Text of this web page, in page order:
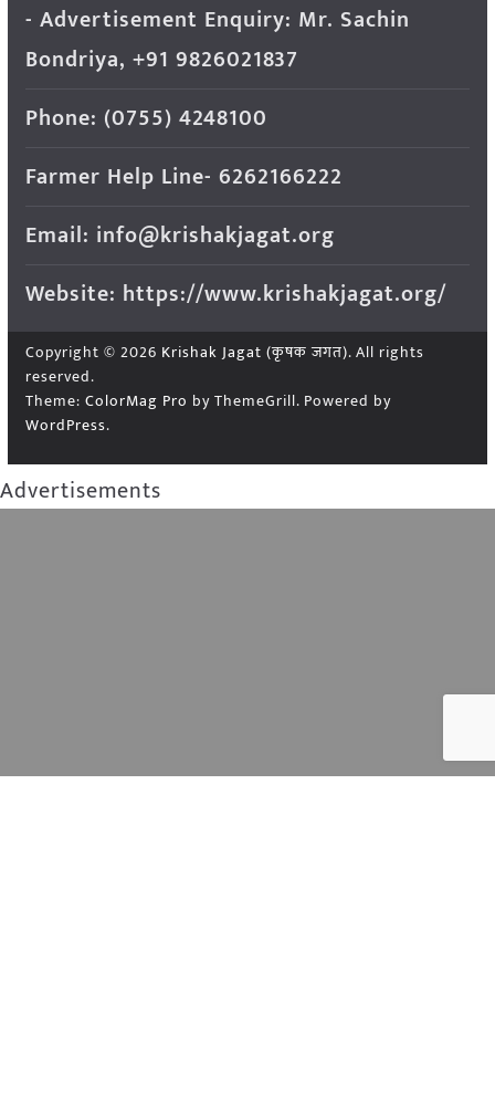
- Advertisement Enquiry: Mr. Sachin
Bondriya, +91 9826021837
Phone: (0755) 4248100
Farmer Help Line- 6262166222
Email: info@krishakjagat.org
Website: https://www.krishakjagat.org/
Copyright © 2026 Krishak Jagat (कृषक जगत). All rights
reserved.
Theme: ColorMag Pro by ThemeGrill. Powered by
WordPress.
Advertisements